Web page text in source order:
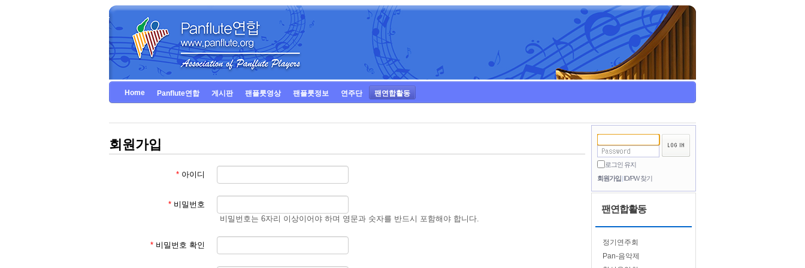
Home Panflute연합 게시판 팬플룻영상 팬플룻정보 연주단 팬연합활동
로그인 유지
회원가입 ID/PW 찾기
팬연합활동
정기연주회
Pan-음악제
회원가입
* 아이디
* 비밀번호
비밀번호는 6자리 이상이어야 하며 영문과 숫자를 반드시 포함해야 합니다.
* 비밀번호 확인